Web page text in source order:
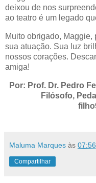
deixou de nos
ao teatro é um legado
Muito obrigado, Maggie,
sua atuação. Sua luz
nossos corações.
amiga!
Por: Prof. Dr. Pedro
Filósofo,
Maluma Marques às 07:56
Compartilhar